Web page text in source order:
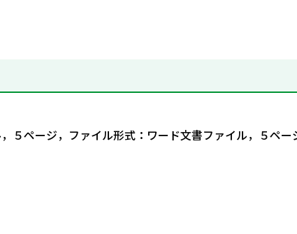
５ページ，ファイル形式：ワード文書ファイル，５ペー